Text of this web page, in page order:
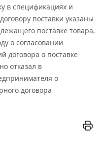
в спецификациях и
поставки указаны
поставке товара,
о согласовании
договора о поставке
отказал в
о
договора